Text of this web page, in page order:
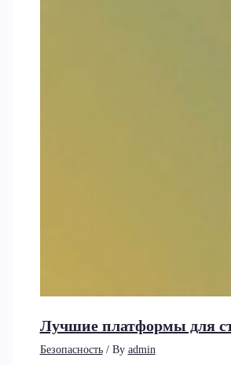
Лучшие платформы для
Безопасность/ By admin